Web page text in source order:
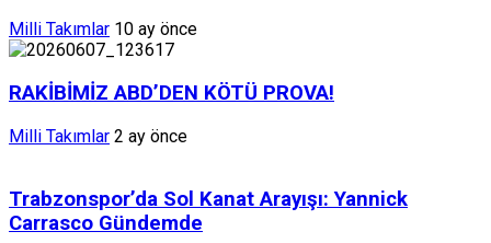
Milli Takımlar 10 ay önce
RAKİBİMİZ ABD’DEN KÖTÜ PROVA!
Milli Takımlar 2 ay önce
Trabzonspor’da Sol Kanat Arayışı: Yannick
Carrasco Gündemde